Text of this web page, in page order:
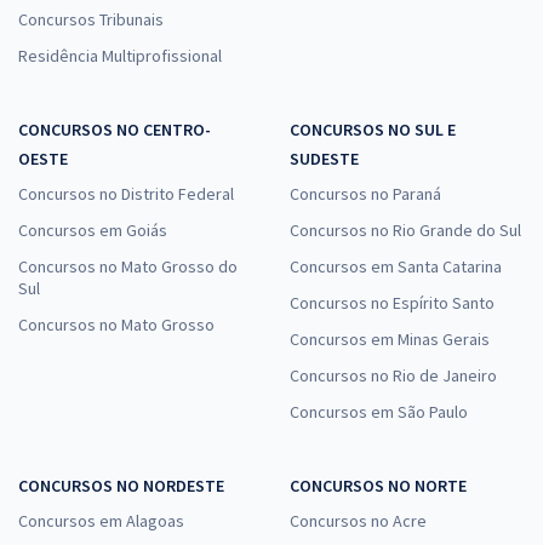
Concursos Tribunais
Residência Multiprofissional
CONCURSOS NO CENTRO-
OESTE
Concursos no Distrito Federal
Concursos em Goiás
Concursos no Mato Grosso do
Sul
Concursos no Mato Grosso
CONCURSOS NO SUL E
SUDESTE
Concursos no Paraná
Concursos no Rio Grande do Sul
Concursos em Santa Catarina
Concursos no Espírito Santo
Concursos em Minas Gerais
Concursos no Rio de Janeiro
Concursos em São Paulo
CONCURSOS NO NORDESTE
Concursos em Alagoas
CONCURSOS NO NORTE
Concursos no Acre